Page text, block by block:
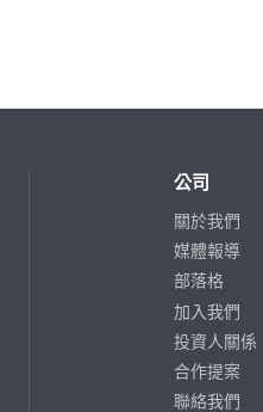
公司
關於我們
媒體報導
部落格
加入我們
投資人關係
合作提案
聯絡我們